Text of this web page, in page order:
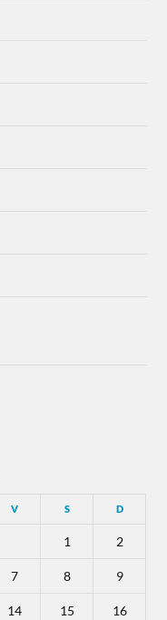
V S D
1 2
7 8 9
14 15 16